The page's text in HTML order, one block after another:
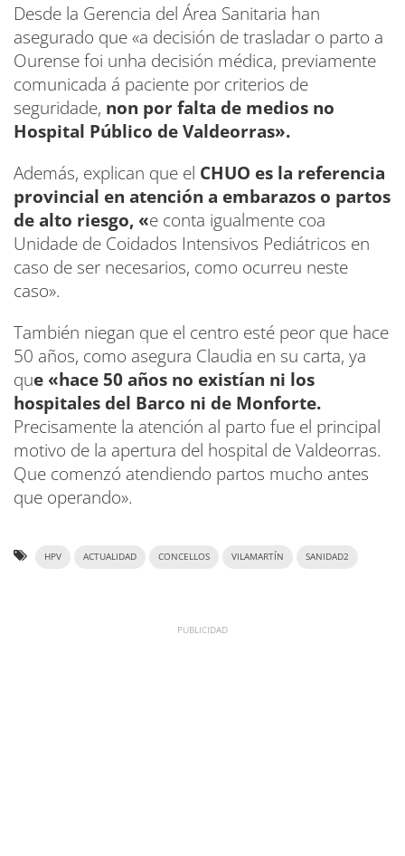
Desde la Gerencia del Área Sanitaria han
asegurado que «a decisión de trasladar o parto a
Ourense foi unha decisión médica, previamente
comunicada á paciente por criterios de
seguridade, non por falta de medios no
Hospital Público de Valdeorras».
Además, explican que el CHUO es la referencia
provincial en atención a embarazos o partos
de alto riesgo, «e conta igualmente coa
Unidade de Coidados Intensivos Pediátricos en
caso de ser necesarios, como ocurreu neste
caso».
También niegan que el centro esté peor que hace
50 años, como asegura Claudia en su carta, ya
que «hace 50 años no existían ni los
hospitales del Barco ni de Monforte.
Precisamente la atención al parto fue el principal
motivo de la apertura del hospital de Valdeorras.
Que comenzó atendiendo partos mucho antes
que operando».
HPV ACTUALIDAD CONCELLOS VILAMARTÍN SANIDAD2